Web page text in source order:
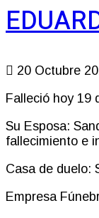
20 Octubre
Falleció hoy 19
Su Esposa:
fallecimiento e
Casa de duelo:
Empresa